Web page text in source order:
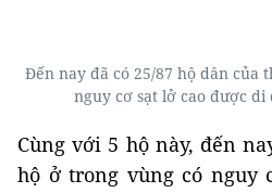
Đến nay đã có 25/87 hộ dân của
nguy cơ sạt lở cao được
Cùng với 5 hộ này, đến
hộ ở trong vùng có nguy